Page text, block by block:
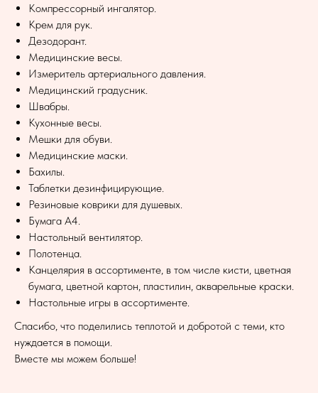
Компрессорный ингалятор.
Крем для рук.
Дезодорант.
Медицинские весы.
Измеритель артериального давления.
Медицинский градусник.
Швабры.
Кухонные весы.
Мешки для обуви.
Медицинские маски.
Бахилы.
Таблетки дезинфицирующие.
Резиновые коврики для душевых.
Бумага А4.
Настольный вентилятор.
Полотенца.
Канцелярия в ассортименте, в том числе кисти, цветная
бумага, цветной картон, пластилин, акварельные краски.
Настольные игры в ассортименте.
Спасибо, что поделились теплотой и добротой с теми, кто
нуждается в помощи.
Вместе мы можем больше!